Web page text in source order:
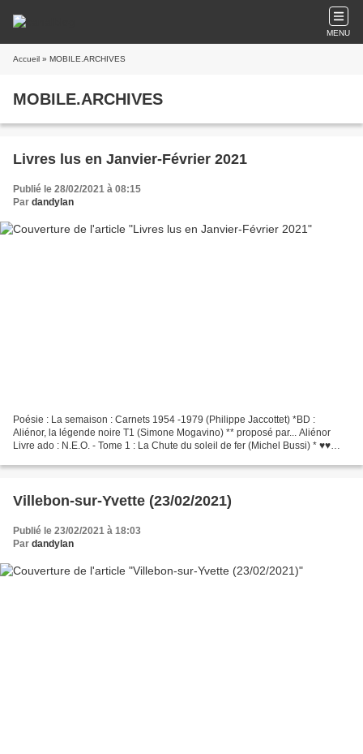
MENU
Accueil » MOBILE.ARCHIVES
MOBILE.ARCHIVES
Livres lus en Janvier-Février 2021
Publié le 28/02/2021 à 08:15
Par dandylan
Poésie : La semaison : Carnets 1954 -1979 (Philippe Jaccottet) *BD :
Aliénor, la légende noire T1 (Simone Mogavino) ** proposé par... Aliénor
Livre ado : N.E.O. - Tome 1 : La Chute du soleil de fer (Michel Bussi) * ♥♥
Villebon-sur-Yvette (23/02/2021)
Publié le 23/02/2021 à 18:03
Par dandylan